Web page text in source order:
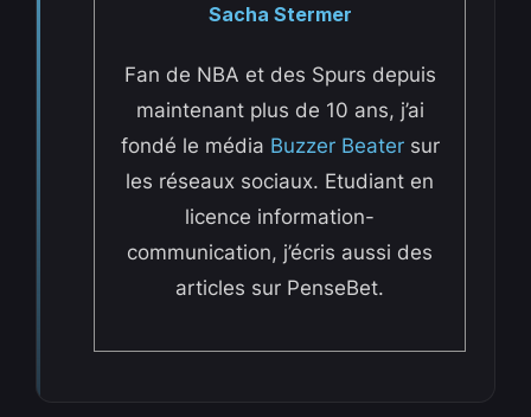
Sacha Stermer
Fan de NBA et des Spurs depuis
maintenant plus de 10 ans, j’ai
fondé le média Buzzer Beatersur
les réseaux sociaux. Etudiant en
licence information-
communication, j’écris aussi des
articles sur PenseBet.